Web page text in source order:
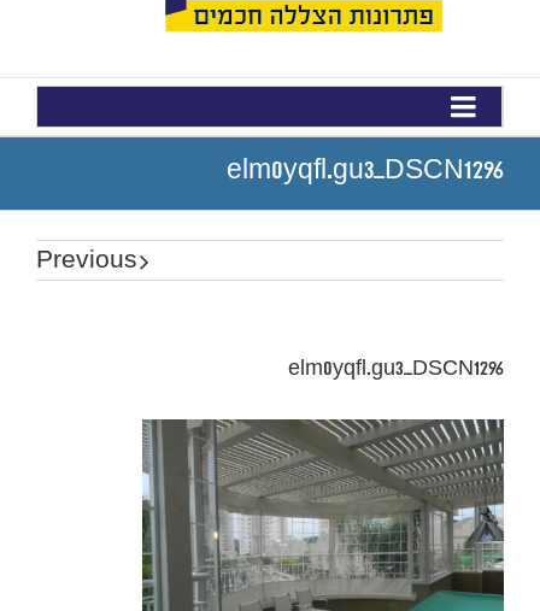
elm0yqfl.gu3_DSCN1296
Previous
elm0yqfl.gu3_DSCN1296